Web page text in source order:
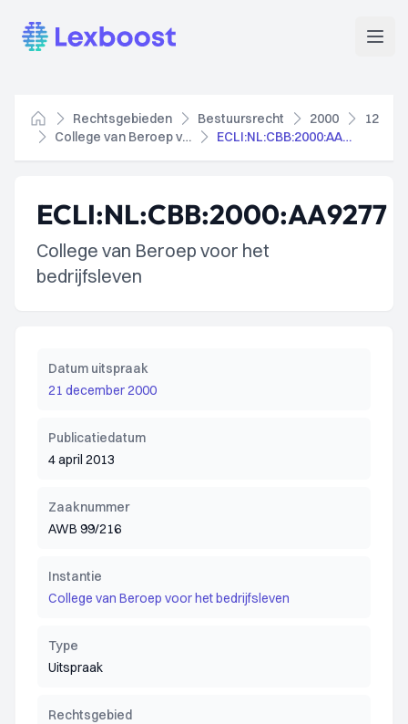
Lexboost
Home
Rechtsgebieden Bestuursrecht 2000
12
College van Beroep voor het bedrijfsleven
ECLI:NL:CBB:2000:AA9277
ECLI:NL:CBB:2000:AA9277
College van Beroep voor het
bedrijfsleven
Datum uitspraak
21 december 2000
Publicatiedatum
4 april 2013
Zaaknummer
AWB 99/216
Instantie
College van Beroep voor het bedrijfsleven
Type
Uitspraak
Rechtsgebied